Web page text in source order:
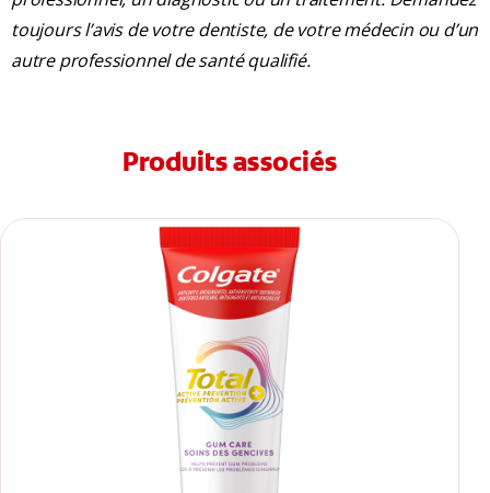
toujours l’avis de votre dentiste, de votre médecin ou d’un
autre professionnel de santé qualifié.
Produits associés